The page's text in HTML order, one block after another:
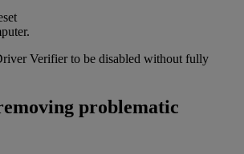
Verifier to be disabled without fully
problematic